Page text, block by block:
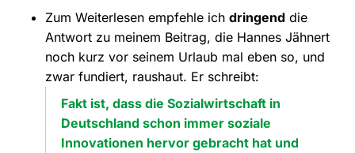
Zum Weiterlesen empfehle ich dringend die
Antwort zu meinem Beitrag, die Hannes Jähnert
noch kurz vor seinem Urlaub mal eben so, und
zwar fundiert, raushaut. Er schreibt:
Fakt ist, dass die Sozialwirtschaft in
Deutschland schon immer soziale
Innovationen hervor gebracht hat und